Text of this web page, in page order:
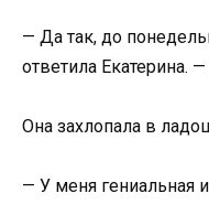
— Да так, до
ответила Екатерина.
Она захлопала в
— У меня гениальная